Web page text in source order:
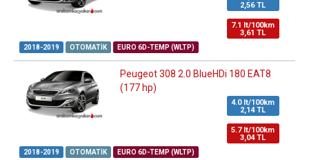
2,56 TL
7.1 lt/100km
3,61 TL
2018-2019 OTOMATIK EURO 6D-TEMP (WLTP)
Peugeot 308 2.0 BlueHDi 180 EAT8
(177 hp)
4.0 lt/100km
2,14 TL
5.7 lt/100km
3,04 TL
2018-2019 OTOMATIK EURO 6D-TEMP (WLTP)